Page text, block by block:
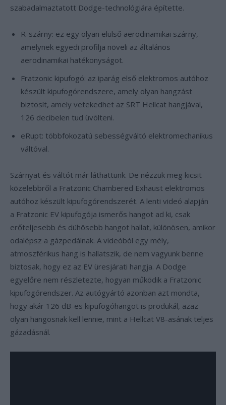
szabadalmaztatott Dodge-technológiára építette.
R-szárny: ez egy olyan elülső aerodinamikai szárny,
amelynek egyedi profilja növeli az általános
aerodinamikai hatékonyságot.
Fratzonic kipufogó: az iparág első elektromos autóhoz
készült kipufogórendszere, amely olyan hangzást
biztosít, amely vetekedhet az SRT Hellcat hangjával,
126 decibelen tud üvölteni.
eRupt: többfokozatú sebességváltó elektromechanikus
váltóval.
Szárnyat és váltót már láthattunk. De nézzük meg kicsit
közelebbről a Fratzonic Chambered Exhaust elektromos
autóhoz készült kipufogórendszerét. A lenti videó alapján
a Fratzonic EV kipufogója ismerős hangot ad ki, csak
erőteljesebb és dühösebb hangot hallat, különösen, amikor
odalépsz a gázpedálnak. A videóból egy mély,
atmoszférikus hang is hallatszik, de nem vagyunk benne
biztosak, hogy ez az EV üresjárati hangja. A Dodge
egyelőre nem részletezte, hogyan működik a Fratzonic
kipufogórendszer. Az autógyártó azonban azt mondta,
hogy akár 126 dB-es kipufogóhangot is produkál, azaz
olyan hangosnak kell lennie, mint a Hellcat V8-asának teljes
gázadásnál.